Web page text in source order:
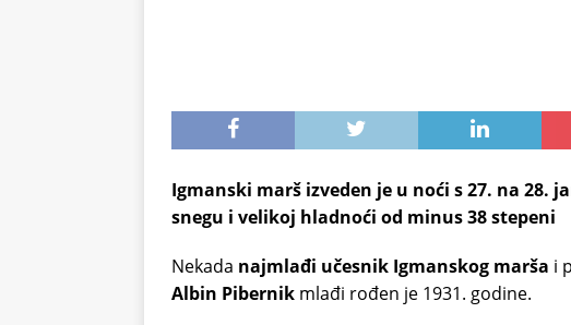
Igmanski marš izveden je u noći s 27. na 28.
snegu i velikoj hladnoći od minus 38 stepeni
Nekada najmlađi učesnik Igmanskog marša i
Albin Pibernik mlađi rođen je 1931. godine.